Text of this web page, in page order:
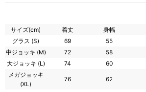
サイズ(cm) 着丈 身幅
グラス (S)
69 55
中ジョッキ (M)
72 58
大ジョッキ (L)
74 60
メガジョッキ
(XL)
76 62